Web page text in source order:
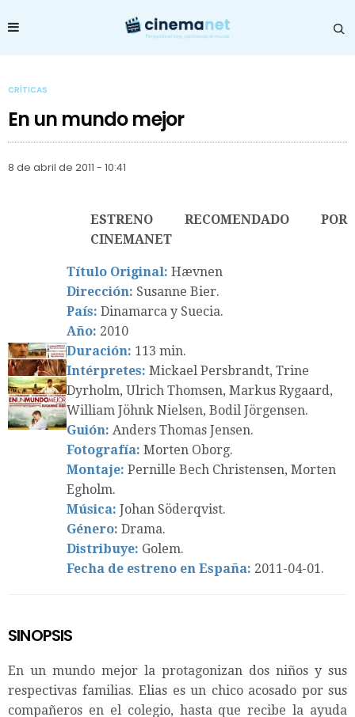
CRÍTICAS
En un mundo mejor
8 de abril de 2011 - 10:41
ESTRENO RECOMENDADO POR
CINEMANET
Título Original: Hævnen
Dirección: Susanne Bier.
País: Dinamarca y Suecia.
Año: 2010
Duración: 113 min.
Intérpretes: Mickael Persbrandt, Trine
Dyrholm, Ulrich Thomsen, Markus Rygaard,
William Jöhnk Nielsen, Bodil Jörgensen.
Guión: Anders Thomas Jensen.
Fotografía: Morten Oborg.
Montaje: Pernille Bech Christensen, Morten
Egholm.
Música: Johan Söderqvist.
Género: Drama.
Distribuye: Golem.
Fecha de estreno en España: 2011-04-01.
SINOPSIS
En un mundo mejor la protagonizan dos niños y sus
respectivas familias. Elias es un chico acosado por sus
compañeros en el colegio, hasta que recibe la ayuda